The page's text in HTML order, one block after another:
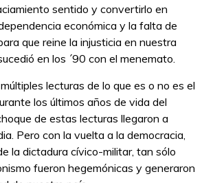
sentido y convertirlo en
económica y la falta de
que reine la injusticia en nuestra
en los ´90 con el menemato.
lecturas de lo que es o no es el
los últimos años de vida del
de estas lecturas llegaron a
Pero con la vuelta a la democracia,
la dictadura cívico-militar, tan sólo
fueron hegemónicas y generaron